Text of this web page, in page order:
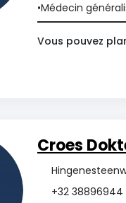
Médecin
Vous pouvez
Croes
+32 38896944